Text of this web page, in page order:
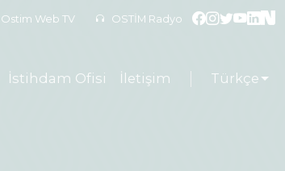
Ostim Web TV OSTİM Radyo
İstihdam Ofisi İletişim Türkçe